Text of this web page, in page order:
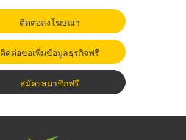
ติดต่อลงโฆษณา
ติดต่อขอเพิ่มข้อมูลธุรกิจฟรี
สมัครสมาชิกฟรี